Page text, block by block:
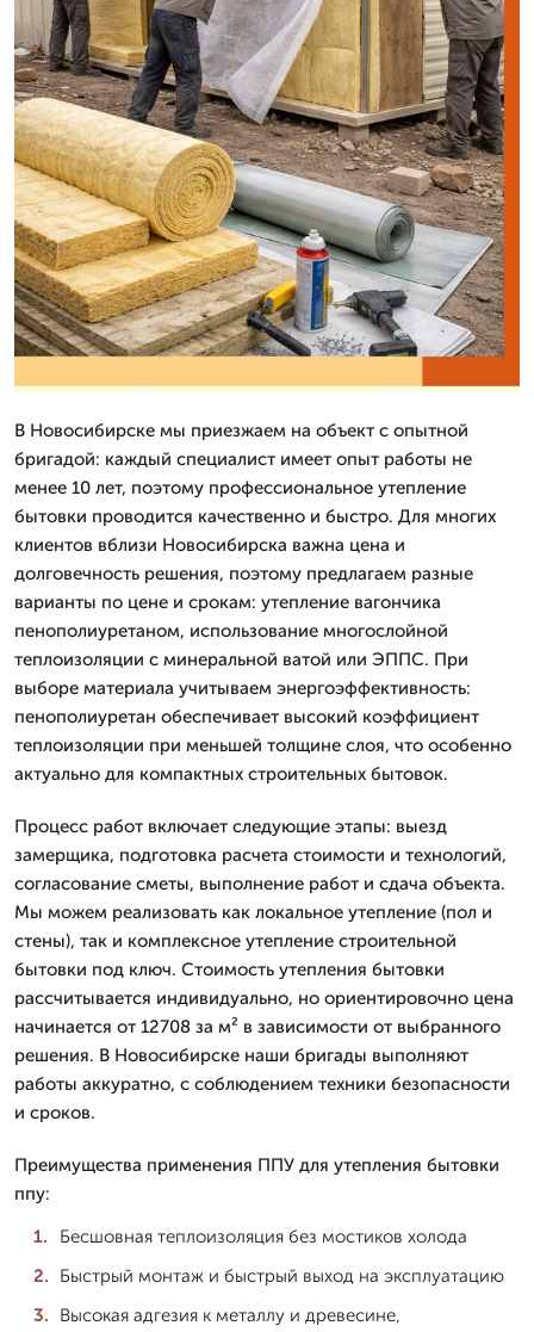
В Новосибирске мы приезжаем на объект с опытной
бригадой: каждый специалист имеет опыт работы не
менее 10 лет, поэтому профессиональное утепление
бытовки проводится качественно и быстро. Для многих
клиентов вблизи Новосибирска важна цена и
долговечность решения, поэтому предлагаем разные
варианты по цене и срокам: утепление вагончика
пенополиуретаном, использование многослойной
теплоизоляции с минеральной ватой или ЭППС. При
выборе материала учитываем энергоэффективность:
пенополиуретан обеспечивает высокий коэффициент
теплоизоляции при меньшей толщине слоя, что особенно
актуально для компактных строительных бытовок.
Процесс работ включает следующие этапы: выезд
замерщика, подготовка расчета стоимости и технологий,
согласование сметы, выполнение работ и сдача объекта.
Мы можем реализовать как локальное утепление (пол и
стены), так и комплексное утепление строительной
бытовки под ключ. Стоимость утепления бытовки
рассчитывается индивидуально, но ориентировочно цена
начинается от 12708 за м² в зависимости от выбранного
решения. В Новосибирске наши бригады выполняют
работы аккуратно, с соблюдением техники безопасности
и сроков.
Преимущества применения ППУ для утепления бытовки
ппу:
Бесшовная теплоизоляция без мостиков холода
Быстрый монтаж и быстрый выход на эксплуатацию
Высокая адгезия к металлу и древесине,